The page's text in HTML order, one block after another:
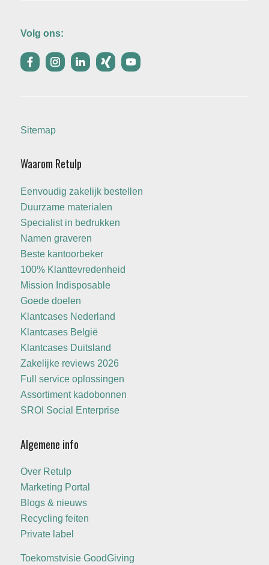
Volg ons:
Sitemap
Waarom Retulp
Eenvoudig zakelijk bestellen
Duurzame materialen
Specialist in bedrukken
Namen graveren
Beste kantoorbeker
100% Klanttevredenheid
Mission Indisposable
Goede doelen
Klantcases Nederland
Klantcases België
Klantcases Duitsland
Zakelijke reviews 2026
Full service oplossingen
Assortiment kadobonnen
SROI Social Enterprise
Algemene info
Over Retulp
Marketing Portal
Blogs & nieuws
Recycling feiten
Private label
Toekomstvisie GoodGiving